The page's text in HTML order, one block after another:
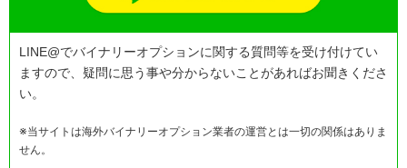
LINE@でバイナリーオプションに関する質問等を受け付けてい
ますので、疑問に思う事や分からないことがあればお聞きくださ
い。
※当サイトは海外バイナリーオプション業者の運営とは一切の関係はありま
せん。